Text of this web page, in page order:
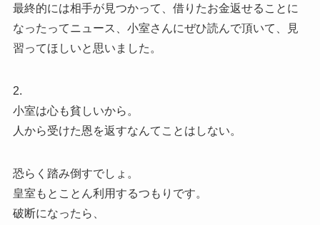
最終的には相手が見つかって、借りたお金返せることに
なったってニュース、小室さんにぜひ読んで頂いて、見
習ってほしいと思いました。
2.
小室は心も貧しいから。
人から受けた恩を返すなんてことはしない。
恐らく踏み倒すでしょ。
皇室もとことん利用するつもりです。
破断になったら、